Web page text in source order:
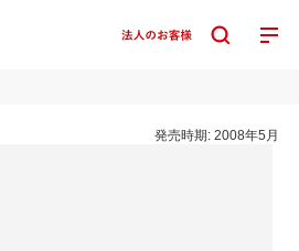
発売時期:2008年5月